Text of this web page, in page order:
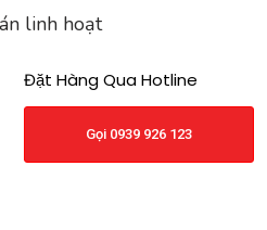
linh hoạt
Đặt Hàng Qua Hotline
Gọi 0939 926 123